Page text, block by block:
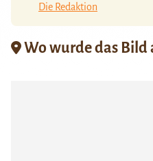
Die Redaktion
Wo wurde das Bild